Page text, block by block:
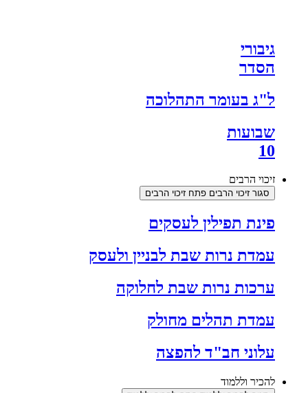
גיבורי
הסדר
ל"ג בעומר התהלוכה
שבועות
10
זיכוי הרבים
סגור זיכוי הרבים פתח זיכוי הרבים
פינת תפילין לעסקים
עמדת נרות שבת לבניין ולעסק
ערכות נרות שבת לחלוקה
עמדת תהלים מחולק
עלוני חב"ד להפצה
להכיר וללמוד